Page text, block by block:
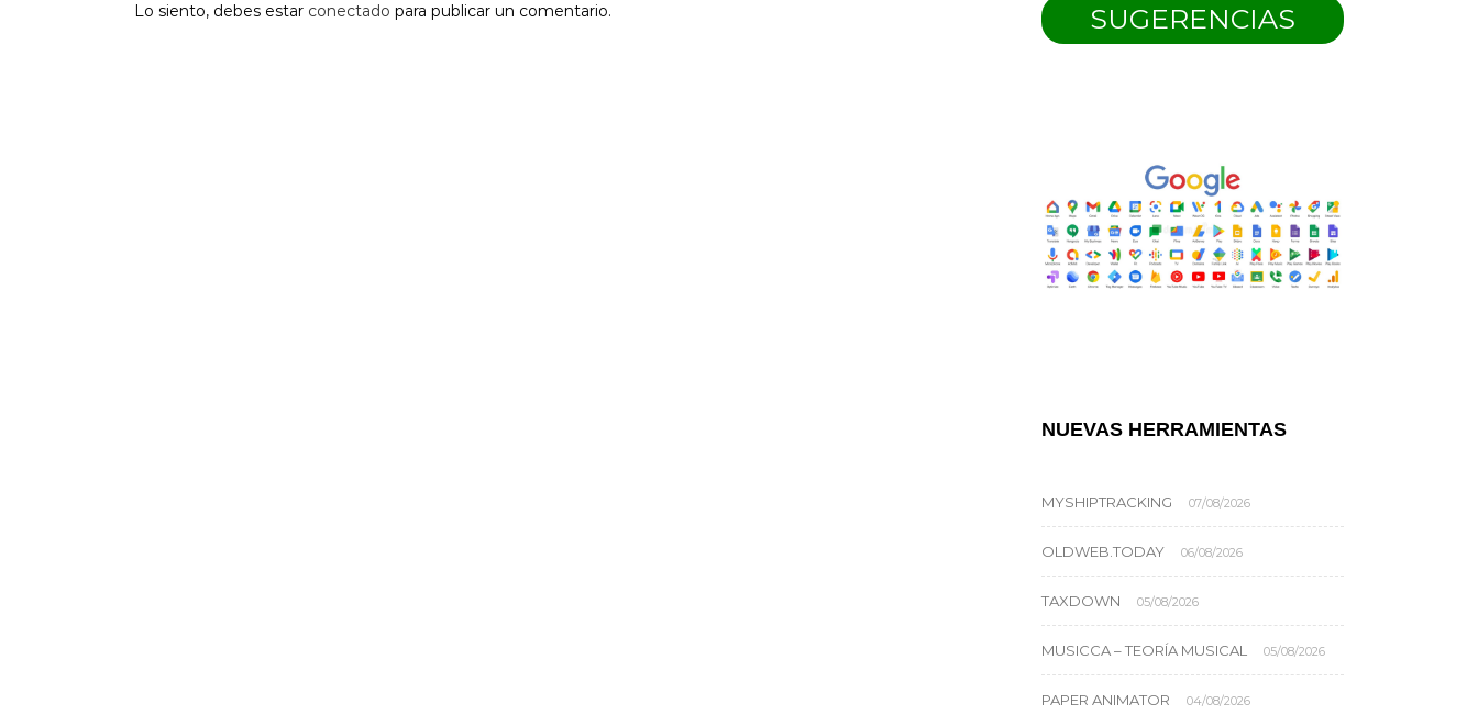
Lo siento, debes estar conectado para publicar un comentario. SUGERENCIAS
NUEVAS HERRAMIENTAS
MYSHIPTRACKING 07/08/2026
OLDWEB.TODAY 06/08/2026
TAXDOWN 05/08/2026
MUSICCA – TEORÍA MUSICAL 05/08/2026
PAPER ANIMATOR 04/08/2026